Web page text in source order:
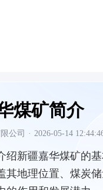
煤矿简介
公司 · 2026-05-14
绍新疆嘉华煤矿的
其地理位置、煤炭